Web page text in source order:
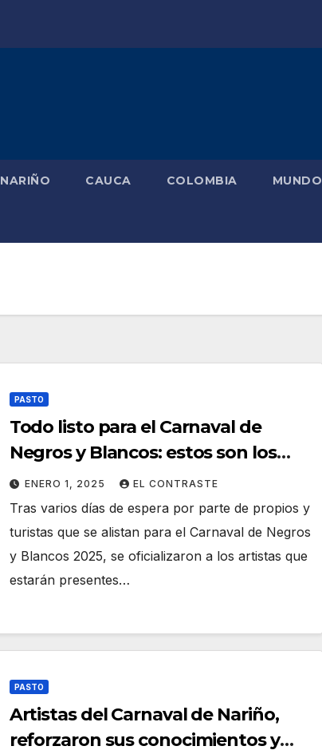
NARIÑO CAUCA COLOMBIA MUNDO
PASTO
Todo listo para el Carnaval de
Negros y Blancos: estos son los
artistas musicales que estarán en
la fiesta magna
ENERO 1, 2025 EL CONTRASTE
Tras varios días de espera por parte de propios y
turistas que se alistan para el Carnaval de Negros
y Blancos 2025, se oficializaron a los artistas que
estarán presentes…
PASTO
Artistas del Carnaval de Nariño,
reforzaron sus conocimientos y